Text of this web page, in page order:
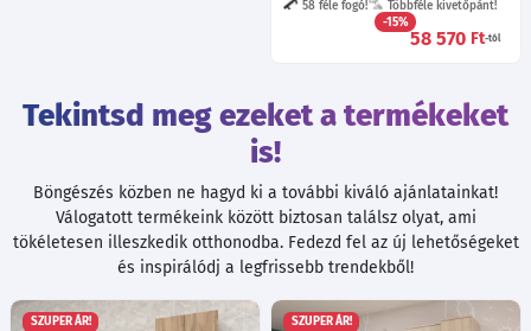
58 féle fogó!
Többféle kivetőpánt!
-15%
58 570 Ft-tól
Tekintsd meg ezeket a termékeket
is!
Böngészés közben ne hagyd ki a további kiváló ajánlatainkat!
Válogatott termékeink között biztosan találsz olyat, ami
tökéletesen illeszkedik otthonodba. Fedezd fel az új lehetőségeket
és inspirálódj a legfrissebb trendekből!
SZUPER ÁR! SZUPER ÁR!